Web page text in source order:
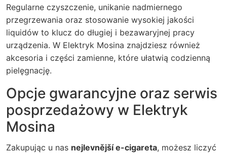
Regularne czyszczenie, unikanie nadmiernego
przegrzewania oraz stosowanie wysokiej jakości
liquidów to klucz do długiej i bezawaryjnej pracy
urządzenia. W Elektryk Mosina znajdziesz również
akcesoria i części zamienne, które ułatwią codzienną
pielęgnację.
Opcje gwarancyjne oraz serwis
posprzedażowy w Elektryk
Mosina
Zakupując u nas nejlevnější e-cigareta, możesz liczyć